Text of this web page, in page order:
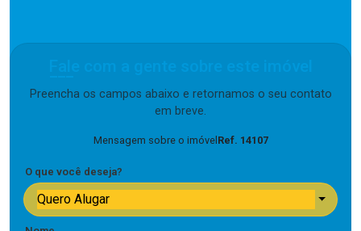
Preencha os campos abaixo e retornamos o seu contato
em breve.
Mensagem sobre o imóvel Ref. 14107
O que você deseja?
Quero Alugar